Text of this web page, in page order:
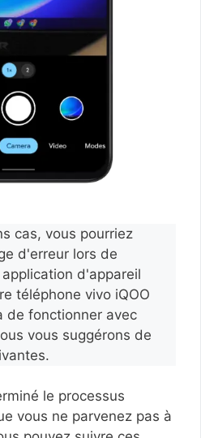
cas, vous pourriez
d'erreur lors de
d'appareil
téléphone vivo iQOO
de fonctionner avec
vous suggérons de
le processus
vous ne parvenez pas à